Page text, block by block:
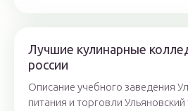
Лучшие кулинарные
россии
Описание учебного заведения
питания и торговли